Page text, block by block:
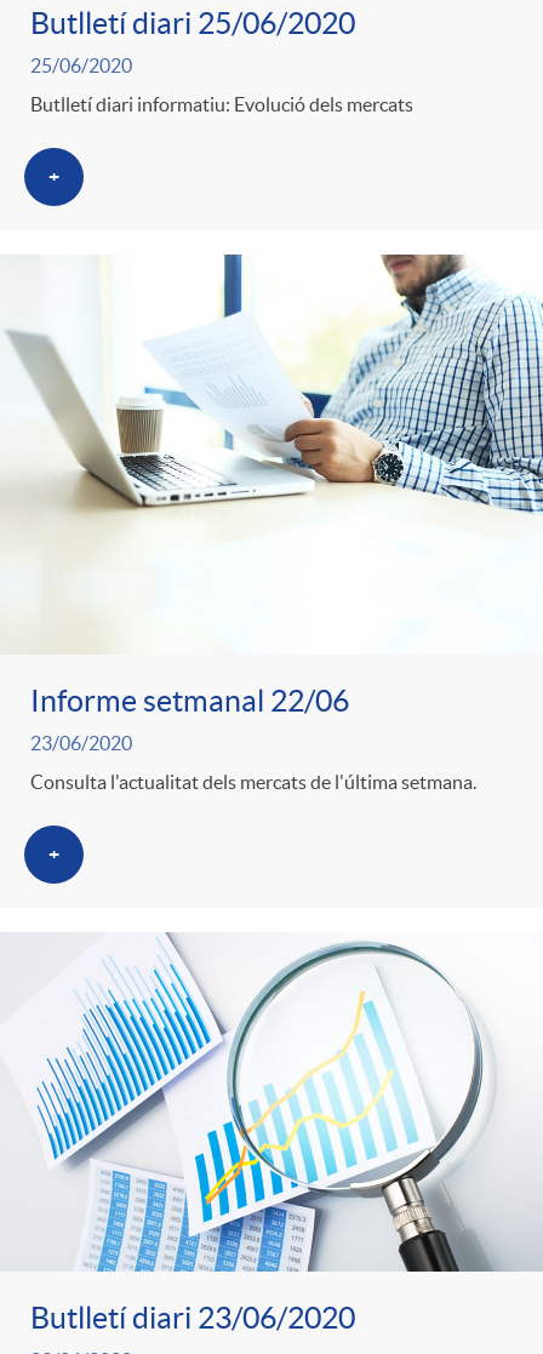
Butlletí diari 25/06/2020
25/06/2020
Butlletí diari informatiu: Evolució dels mercats
+
Informe setmanal 22/06
23/06/2020
Consulta l'actualitat dels mercats de l'última setmana.
+
Butlletí diari 23/06/2020